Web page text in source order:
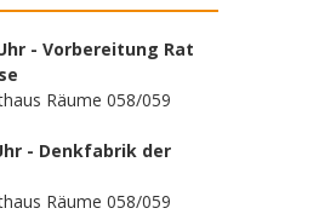
- Vorbereitung Rat
Räume 058/059
- Denkfabrik der
Räume 058/059